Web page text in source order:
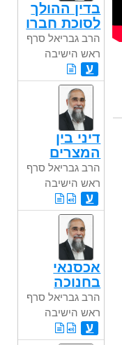
בדין ההולך
לסוכת חברו
הרב גבריאל סרף
ראש הישיבה
ע
דיני בין
המצרים
הרב גבריאל סרף
ראש הישיבה
ע
אכסנאי
בחנוכה
הרב גבריאל סרף
ראש הישיבה
ע